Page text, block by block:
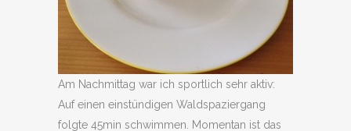
Am Nachmittag war ich sportlich sehr aktiv:
Auf einen einstündigen Waldspaziergang
folgte 45min schwimmen. Momentan ist das